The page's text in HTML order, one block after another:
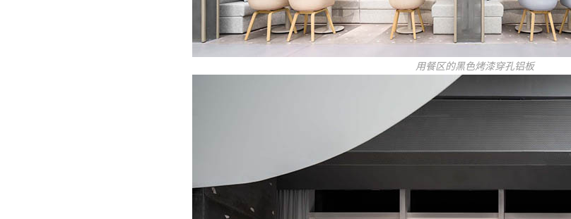
用餐区的黑色烤漆穿孔铝板